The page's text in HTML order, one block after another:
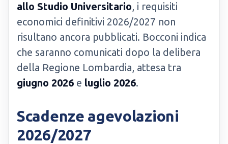
allo Studio Universitario, i requisiti
economici definitivi 2026/2027 non
risultano ancora pubblicati. Bocconi indica
che saranno comunicati dopo la delibera
della Regione Lombardia, attesa tra
giugno 2026 e luglio 2026.
Scadenze agevolazioni
2026/2027